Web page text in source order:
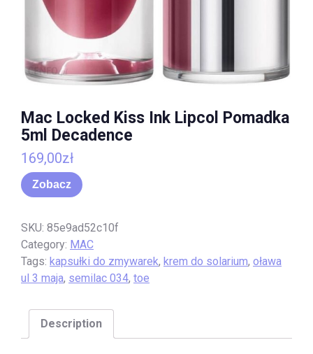
Mac Locked Kiss Ink Lipcol Pomadka
5ml Decadence
169,00zł
Zobacz
SKU: 85e9ad52c10f
Category: MAC
Tags: kapsułki do zmywarek, krem do solarium, oława
ul 3 maja, semilac 034, toe
Description